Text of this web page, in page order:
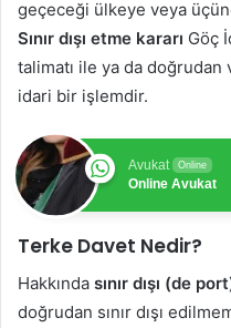
geçeceği ülkeye veya
Sınır dışı etme kararı Göç
talimatı ile ya da doğrudan
idari bir işlemdir.
Avukat Online
Online Avukat
Terke Davet Nedir?
Hakkında sınır dışı (de
doğrudan sınır dışı